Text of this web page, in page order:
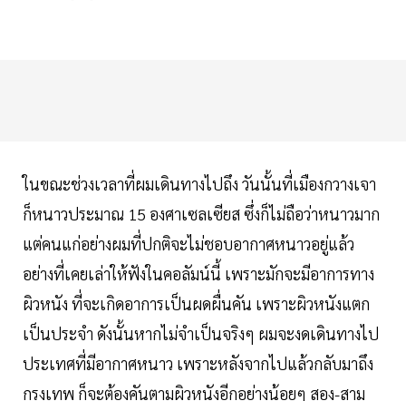
ในขณะช่วงเวลาที่ผมเดินทางไปถึง วันนั้นที่เมืองกวางเจา
ก็หนาวประมาณ 15 องศาเซลเซียส ซึ่งก็ไม่ถือว่าหนาวมาก
แต่คนแก่อย่างผมที่ปกติจะไม่ชอบอากาศหนาวอยู่แล้ว
อย่างที่เคยเล่าให้ฟังในคอลัมน์นี้ เพราะมักจะมีอาการทาง
ผิวหนัง ที่จะเกิดอาการเป็นผดผื่นคัน เพราะผิวหนังแตก
เป็นประจำ ดังนั้นหากไม่จำเป็นจริงๆ ผมจะงดเดินทางไป
ประเทศที่มีอากาศหนาว เพราะหลังจากไปแล้วกลับมาถึง
กรุงเทพ ก็จะต้องคันตามผิวหนังอีกอย่างน้อยๆ สอง-สาม